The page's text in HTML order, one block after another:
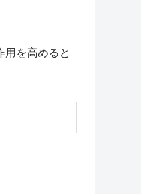
を高めると